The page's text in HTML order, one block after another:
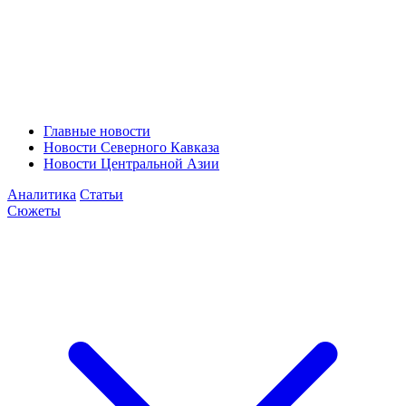
Главные новости
Новости Северного Кавказа
Новости Центральной Азии
Аналитика Статьи
Сюжеты